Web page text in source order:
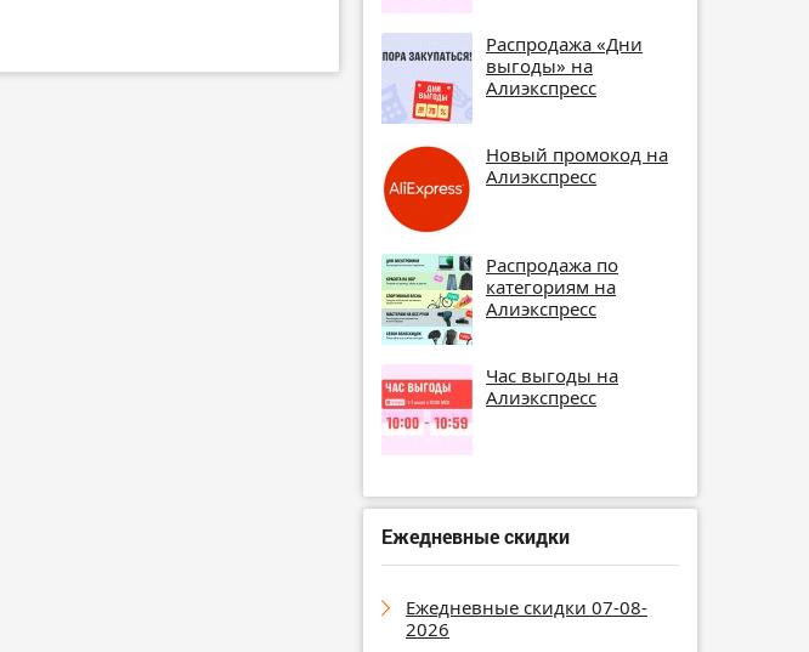
Распродажа «Дни
выгоды» на
Алиэкспресс
Новый промокод на
Алиэкспресс
Распродажа по
категориям на
Алиэкспресс
Час выгоды на
Алиэкспресс
Ежедневные скидки
Ежедневные скидки 07-08-
2026